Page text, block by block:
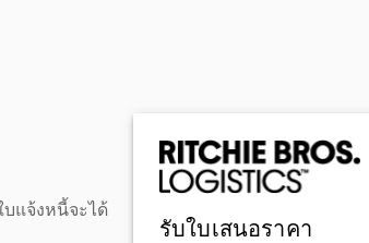
แจ้งหนี้จะได้
รับใบเสนอราคา